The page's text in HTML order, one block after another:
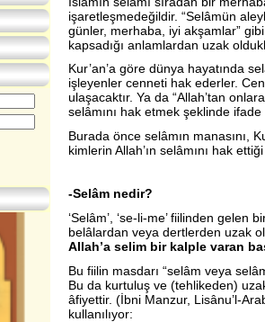
işaretleşmedeğildir. “Selâmün
günler, merhaba, iyi akşamlar”
kapsadığı anlamlardan uzak
Kur’an’a göre dünya hayatında
işleyenler cenneti hak ederler.
ulaşacaktır. Ya da “Allah’tan
selâmını hak etmek şeklinde
Burada önce selâmın manasını,
kimlerin Allah’ın selâmını hak
-Selâm nedir?
‘Selâm’, ‘se-li-me’ fiilinden gelen
belâlardan veya dertlerden uzak
Allah’a selim bir kalple varan
Bu fiilin masdarı “selâm veya
Bu da kurtuluş ve (tehlikeden)
âfiyettir. (İbni Manzur, Lisânu’l-
kullanılıyor: